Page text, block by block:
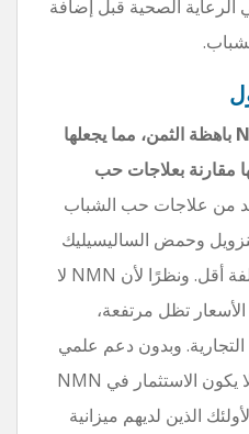
الصحية قبل إضافة
يمكن أن تكون مكملات NMN باهظة الثمن، مما يجعلها
مقارنة بعلاجات حب
من علاجات حب الشباب
وحمض الساليسيليك
والأدوية الموصوفة طبيًا، بتكلفة أقل. ونظرًا لأن NMN لا
الأسعار تظل مرتفعة،
التجارية. وبدون دعم علمي
قوي لعلاج حب الشباب، قد لا يكون الاستثمار في NMN
الذين لديهم ميزانية